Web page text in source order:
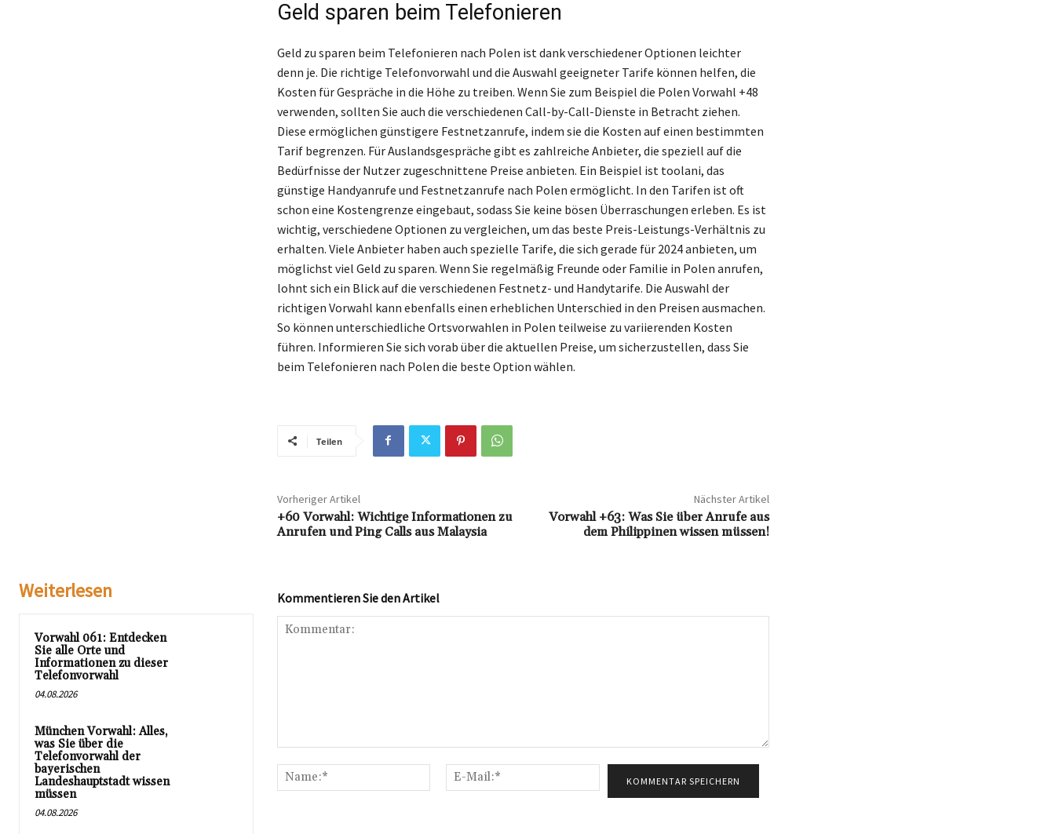
Geld sparen beim Telefonieren
Geld zu sparen beim Telefonieren nach Polen ist dank verschiedener Optionen leichter
denn je. Die richtige Telefonvorwahl und die Auswahl geeigneter Tarife können helfen, die
Kosten für Gespräche in die Höhe zu treiben. Wenn Sie zum Beispiel die Polen Vorwahl +48
verwenden, sollten Sie auch die verschiedenen Call-by-Call-Dienste in Betracht ziehen.
Diese ermöglichen günstigere Festnetzanrufe, indem sie die Kosten auf einen bestimmten
Tarif begrenzen. Für Auslandsgespräche gibt es zahlreiche Anbieter, die speziell auf die
Bedürfnisse der Nutzer zugeschnittene Preise anbieten. Ein Beispiel ist toolani, das
günstige Handyanrufe und Festnetzanrufe nach Polen ermöglicht. In den Tarifen ist oft
schon eine Kostengrenze eingebaut, sodass Sie keine bösen Überraschungen erleben. Es ist
wichtig, verschiedene Optionen zu vergleichen, um das beste Preis-Leistungs-Verhältnis zu
erhalten. Viele Anbieter haben auch spezielle Tarife, die sich gerade für 2024 anbieten, um
möglichst viel Geld zu sparen. Wenn Sie regelmäßig Freunde oder Familie in Polen anrufen,
lohnt sich ein Blick auf die verschiedenen Festnetz- und Handytarife. Die Auswahl der
richtigen Vorwahl kann ebenfalls einen erheblichen Unterschied in den Preisen ausmachen.
So können unterschiedliche Ortsvorwahlen in Polen teilweise zu variierenden Kosten
führen. Informieren Sie sich vorab über die aktuellen Preise, um sicherzustellen, dass Sie
beim Telefonieren nach Polen die beste Option wählen.
Teilen
Vorheriger Artikel
+60 Vorwahl: Wichtige Informationen zu
Anrufen und Ping Calls aus Malaysia
Nächster Artikel
Vorwahl +63: Was Sie über Anrufe aus
dem Philippinen wissen müssen!
Weiterlesen
Vorwahl 061: Entdecken
Sie alle Orte und
Informationen zu dieser
Telefonvorwahl
04.08.2026
München Vorwahl: Alles,
was Sie über die
Telefonvorwahl der
bayerischen
Landeshauptstadt wissen
müssen
04.08.2026
Kommentieren Sie den Artikel
Name:*
Mail:*